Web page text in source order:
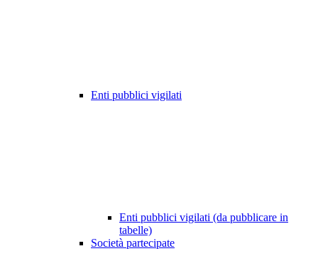
Enti pubblici vigilati
Enti pubblici vigilati (da pubblicare in
tabelle)
Società partecipate